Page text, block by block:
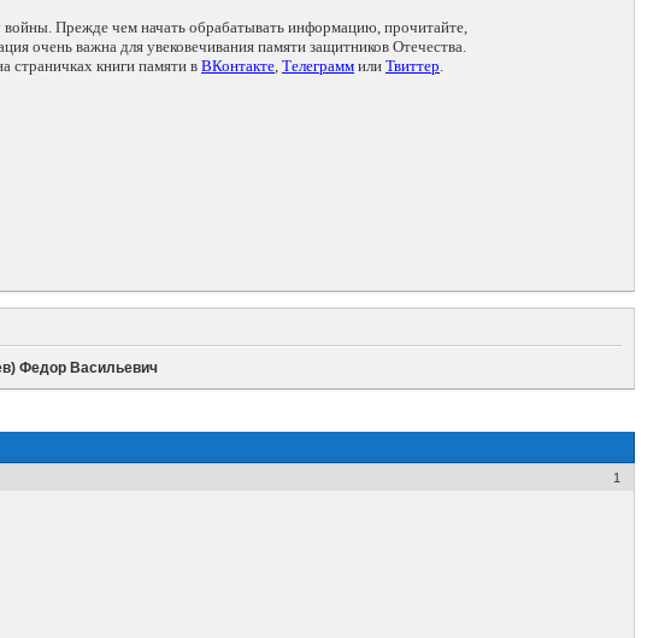
войны. Прежде чем начать обрабатывать информацию, прочитайте,
очень важна для увековечивания памяти защитников Отечества.
книги памяти в ВКонтакте, Телеграмм или Твиттер.
Федор Васильевич
1